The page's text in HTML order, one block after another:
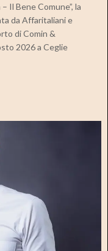
Il Bene Comune”, la
da Affaritaliani e
di Comin &
2026 a Ceglie